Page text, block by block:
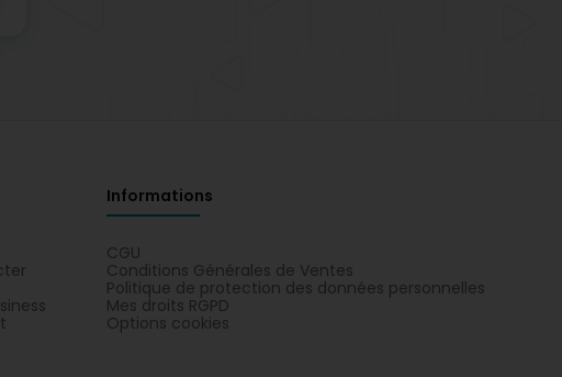
Informations
CGU
Conditions Générales de Ventes
Politique de protection des données personnelles
Mes droits RGPD
Options cookies